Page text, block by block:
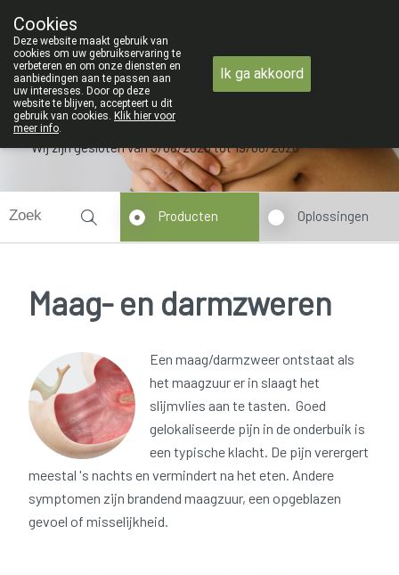
maandag 3 AUGUSTUS tot en met woensdag 19 AUGUSTUS
09 228 32 36
Wij zijn gesloten van 3/08/2026 tot 19/08/2026
Producten Oplossingen
Maag- en darmzweren
Een maag/darmzweer ontstaat als
het maagzuur er in slaagt het
slijmvlies aan te tasten. Goed
gelokaliseerde pijn in de onderbuik is
een typische klacht. De pijn verergert
meestal 's nachts en vermindert na het eten. Andere
symptomen zijn brandend maagzuur, een opgeblazen
gevoel of misselijkheid.
Cookies
Deze website maakt gebruik van
cookies om uw gebruikservaring te
verbeteren en om onze diensten en
aanbiedingen aan te passen aan
uw interesses. Door op deze
website te blijven, accepteert u dit
gebruik van cookies. Klik hier voor
meer info.
Ik ga akkoord